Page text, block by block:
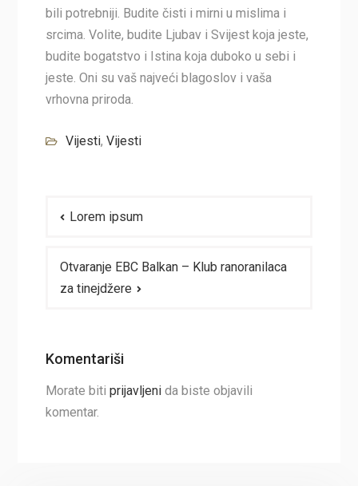
bili potrebniji. Budite čisti i mirni u mislima i
srcima. Volite, budite Ljubav i Svijest koja jeste,
budite bogatstvo i Istina koja duboko u sebi i
jeste. Oni su vaš najveći blagoslov i vaša
vrhovna priroda.
Vijesti, Vijesti
članaka
Lorem ipsum
Otvaranje EBC Balkan – Klub ranoranilaca
za tinejdžere
Komentariši
Morate biti prijavljenida biste objavili
komentar.